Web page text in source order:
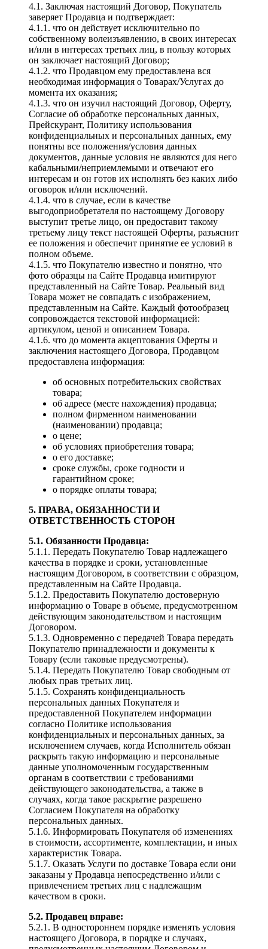
4.1. Заключая настоящий Договор, Покупатель
заверяет Продавца и подтверждает:
4.1.1. что он действует исключительно по
собственному волеизъявлению, в своих интересах
и/или в интересах третьих лиц, в пользу которых
он заключает настоящий Договор;
4.1.2. что Продавцом ему предоставлена вся
необходимая информация о Товарах/Услугах до
момента их оказания;
4.1.3. что он изучил настоящий Договор, Оферту,
Согласие об обработке персональных данных,
Прейскурант, Политику использования
конфиденциальных и персональных данных, ему
понятны все положения/условия данных
документов, данные условия не являются для него
кабальными/неприемлемыми и отвечают его
интересам и он готов их исполнять без каких либо
оговорок и/или исключений.
4.1.4. что в случае, если в качестве
выгодоприобретателя по настоящему Договору
выступит третье лицо, он предоставит такому
третьему лицу текст настоящей Оферты, разъяснит
ее положения и обеспечит принятие ее условий в
полном объеме.
4.1.5. что Покупателю известно и понятно, что
фото образцы на Сайте Продавца имитируют
представленный на Сайте Товар. Реальный вид
Товара может не совпадать с изображением,
представленным на Сайте. Каждый фотообразец
сопровождается текстовой информацией:
артикулом, ценой и описанием Товара.
4.1.6. что до момента акцептования Оферты и
заключения настоящего Договора, Продавцом
предоставлена информация:
об основных потребительских свойствах
товара;
об адресе (месте нахождения) продавца;
полном фирменном наименовании
(наименовании) продавца;
о цене;
об условиях приобретения товара;
о его доставке;
сроке службы, сроке годности и
гарантийном сроке;
о порядке оплаты товара;
5. ПРАВА, ОБЯЗАННОСТИ И
ОТВЕТСТВЕННОСТЬ СТОРОН
5.1. Обязанности Продавца:
5.1.1. Передать Покупателю Товар надлежащего
качества в порядке и сроки, установленные
настоящим Договором, в соответствии с образцом,
представленным на Сайте Продавца.
5.1.2. Предоставить Покупателю достоверную
информацию о Товаре в объеме, предусмотренном
действующим законодательством и настоящим
Договором.
5.1.3. Одновременно с передачей Товара передать
Покупателю принадлежности и документы к
Товару (если таковые предусмотрены).
5.1.4. Передать Покупателю Товар свободным от
любых прав третьих лиц.
5.1.5. Сохранять конфиденциальность
персональных данных Покупателя и
предоставленной Покупателем информации
согласно Политике использования
конфиденциальных и персональных данных, за
исключением случаев, когда Исполнитель обязан
раскрыть такую информацию и персональные
данные уполномоченным государственным
органам в соответствии с требованиями
действующего законодательства, а также в
случаях, когда такое раскрытие разрешено
Согласием Покупателя на обработку
персональных данных.
5.1.6. Информировать Покупателя об изменениях
в стоимости, ассортименте, комплектации, и иных
характеристик Товара.
5.1.7. Оказать Услуги по доставке Товара если они
заказаны у Продавца непосредственно и/или с
привлечением третьих лиц с надлежащим
качеством в сроки.
5.2. Продавец вправе:
5.2.1. В одностороннем порядке изменять условия
настоящего Договора, в порядке и случаях,